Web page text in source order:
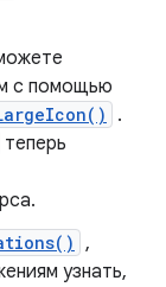
с помощью
.
теперь
,
узнать,